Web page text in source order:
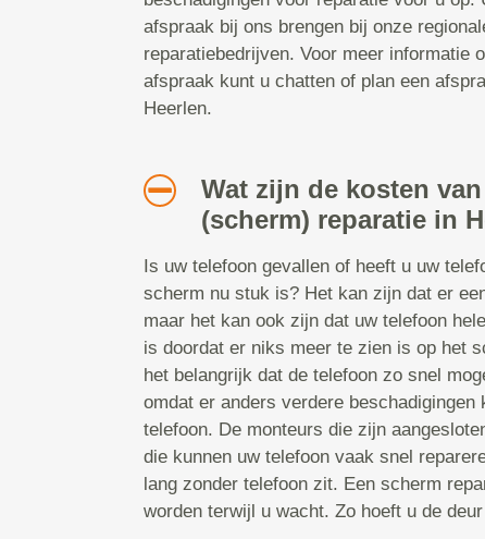
afspraak bij ons brengen bij onze
reparatiebedrijven. Voor meer informatie
afspraak kunt u chatten of plan een
Heerlen.
Wat zijn de kosten
(scherm) reparatie in
Is uw telefoon gevallen of heeft u uw
scherm nu stuk is? Het kan zijn dat er
maar het kan ook zijn dat uw telefoon
is doordat er niks meer te zien is op het
het belangrijk dat de telefoon zo snel
omdat er anders verdere beschadigingen
telefoon. De monteurs die zijn
die kunnen uw telefoon vaak snel
lang zonder telefoon zit. Een scherm
worden terwijl u wacht. Zo hoeft u de